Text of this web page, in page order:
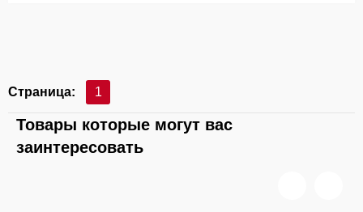
Страница: 1
Товары которые могут вас
заинтересовать